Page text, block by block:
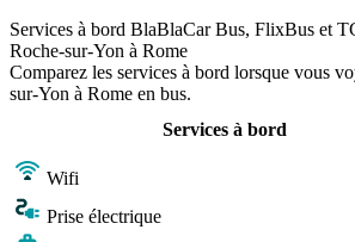
Services à bord BlaBlaCar Bus, FlixBus et
Roche-sur-Yon à Rome
Comparez les services à bord lorsque vous
sur-Yon à Rome en bus.
Services à bord
Wifi
Prise électrique